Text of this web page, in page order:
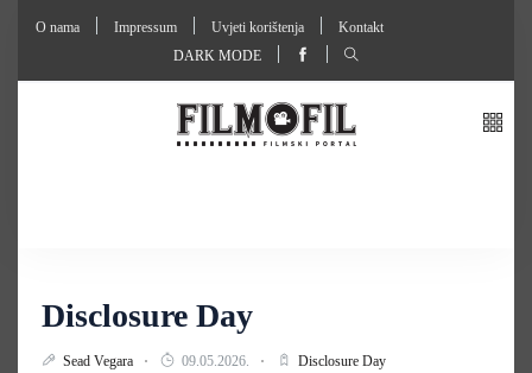
O nama Impressum Uvjeti korištenja
Kontakt
DARK MODE
Disclosure Day
Sead Vegara 09.05.2026. Disclosure Day